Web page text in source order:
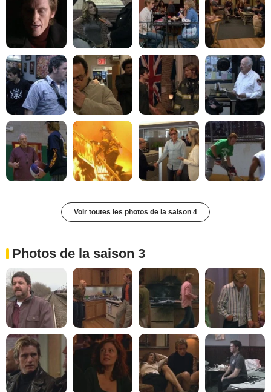
Voir toutes les photos de la saison 4
Photos de la saison 3